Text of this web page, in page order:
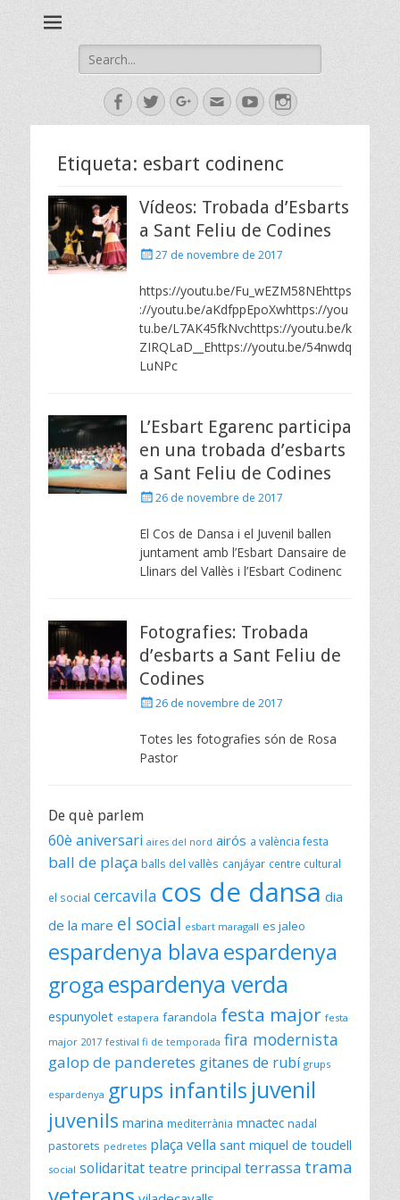
Search
for:
Facebook
TwitterGoogleplus
EmailYouTubeInstagram
Etiqueta: esbart codinenc
Vídeos: Trobada d’Esbarts
a Sant Feliu de Codines
Posted
27 de novembre de 2017
https://youtu.be/Fu_wEZM58NEhttps
://youtu.be/aKdfppEpoXwhttps://you
tu.be/L7AK45fkNvchttps://youtu.be/k
ZIRQLaD__Ehttps://youtu.be/54nwdq
LuNPc
L’Esbart Egarenc participa
en una trobada d’esbarts
a Sant Feliu de Codines
Posted
26 de novembre de 2017
El Cos de Dansa i el Juvenil ballen
juntament amb l’Esbart Dansaire de
Llinars del Vallès i l’Esbart Codinenc
Fotografies: Trobada
d’esbarts a Sant Feliu de
Codines
Posted
26 de novembre de 2017
Totes les fotografies són de Rosa
Pastor
De què parlem
60è aniversari aires del nord airós a valència festa
ball de plaça balls del vallès canjáyar centre cultural
el social cercavila cos de dansa dia
de la mare el social esbart maragall es jaleo
espardenya blava espardenya
groga espardenya verda
espunyolet estapera farandola festa major festa
major 2017 festival fi de temporada fira modernista
galop de panderetes gitanes de rubí grups
espardenya grups infantils juvenil
juvenils marina mediterrània mnactec nadal
pastorets pedretes plaça vella sant miquel de toudell
social solidaritat teatre principal terrassa trama